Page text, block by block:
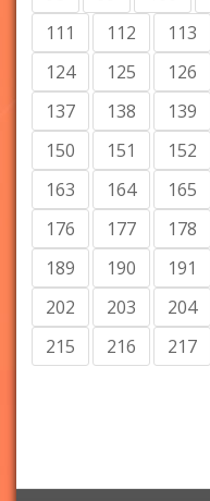
111
112 113
124
125 126
137
138 139
150
151 152
163
164 165
176
177 178
189
190 191
202
203 204
215
216 217